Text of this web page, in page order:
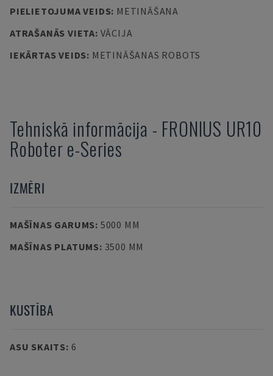
PIELIETOJUMA VEIDS: METINĀŠANA
ATRAŠANĀS VIETA: VĀCIJA
IEKĀRTAS VEIDS: METINĀŠANAS ROBOTS
Tehniskā informācija - FRONIUS UR10
Roboter e-Series
IZMĒRI
MAŠĪNAS GARUMS: 5000 MM
MAŠĪNAS PLATUMS: 3500 MM
KUSTĪBA
ASU SKAITS: 6